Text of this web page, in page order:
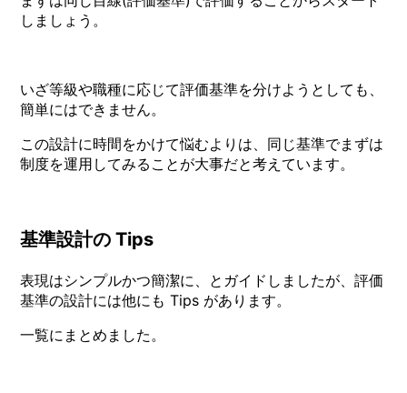
しましょう。
いざ等級や職種に応じて評価基準を分けようとしても、
簡単にはできません。
この設計に時間をかけて悩むよりは、同じ基準でまずは
制度を運用してみることが大事だと考えています。
基準設計の Tips
表現はシンプルかつ簡潔に、とガイドしましたが、評価
基準の設計には他にも Tips があります。
一覧にまとめました。